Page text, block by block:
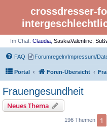
crossdresser-
Im Chat: Claudia SaskiaValentine
FAQ Forumregeln/Impressum/
Portal Foren-Übersicht
Frauengesundheit
Neues Thema
196 Themen 1